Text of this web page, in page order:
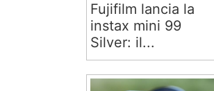
Fujifilm lancia la
instax mini 99
Silver: il...